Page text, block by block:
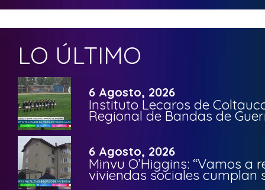
LO ÚLTIMO
6 Agosto, 2026
Instituto Lecaros de
Regional de Bandas de
6 Agosto, 2026
Minvu O’Higgins: “Vamos a
viviendas sociales cumplan